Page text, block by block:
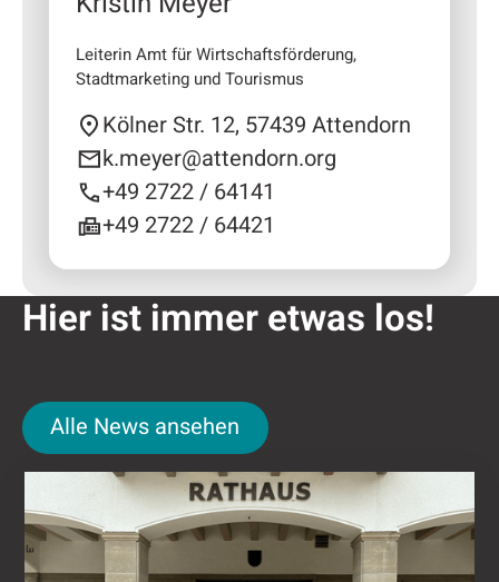
Leiterin Amt für Wirtschaftsförderung,
Stadtmarketing und Tourismus
Kölner Str. 12, 57439 Attendorn
k.meyer@attendorn.org
+49 2722 / 64141
+49 2722 / 64421
Hier ist immer etwas los!
Alle News ansehen
Alle News ansehen
Nǐ hǎo in Attendorn